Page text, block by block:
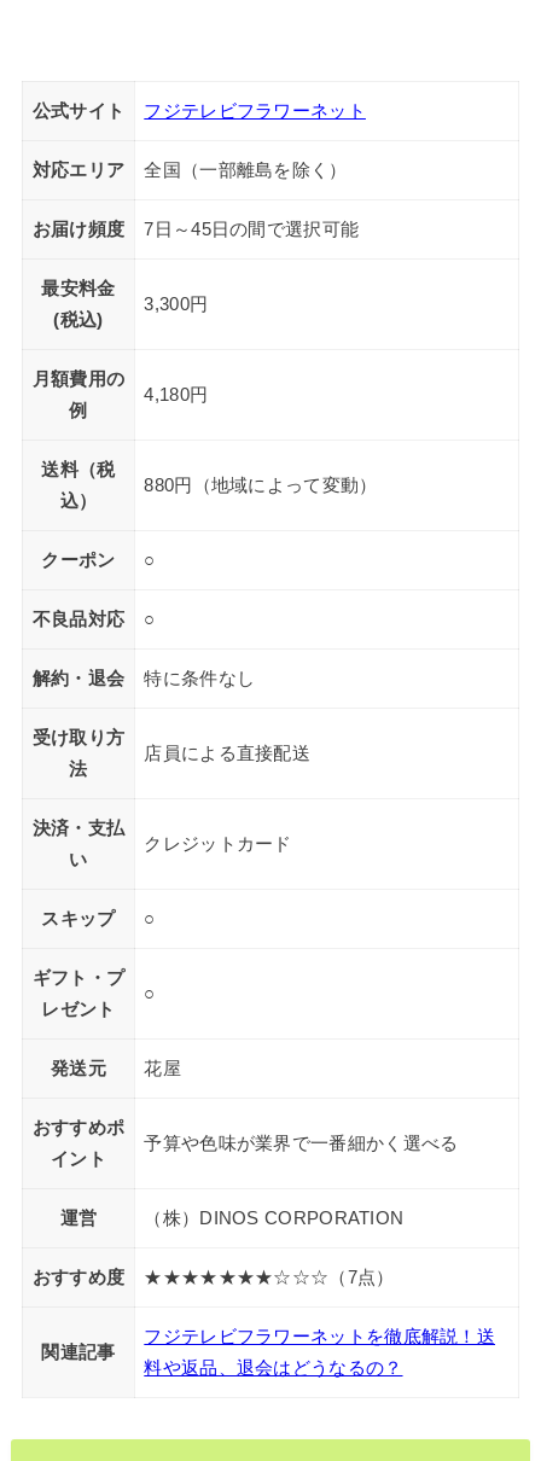
公式サイト フジテレビフラワーネット
対応エリア 全国（一部離島を除く）
お届け頻度 7日～45日の間で選択可能
最安料金
(税込)
3,300円
月額費用の
例
4,180円
送料（税
込）
880円（地域によって変動）
クーポン ○
不良品対応 ○
解約・退会 特に条件なし
受け取り方
法
店員による直接配送
決済・支払
い
クレジットカード
スキップ ○
ギフト・プ
レゼント
○
発送元 花屋
おすすめポ
イント
予算や色味が業界で一番細かく選べる
運営 （株）DINOS CORPORATION
おすすめ度 ★★★★★★★☆☆☆（7点）
関連記事
フジテレビフラワーネットを徹底解説！送
料や返品、退会はどうなるの？